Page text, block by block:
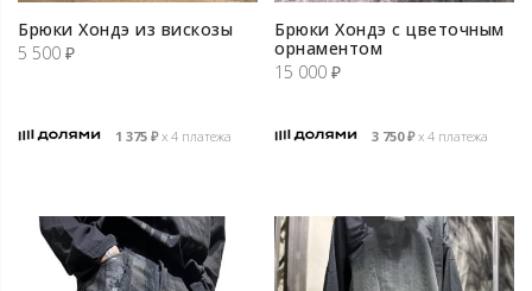
Брюки Хондэ из вискозы
5 500 ₽
1 375 ₽х 4 платежа
Брюки Хондэ с цветочным
орнаментом
15 000 ₽
3 750₽х 4 платежа